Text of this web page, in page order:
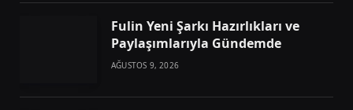
Fulin Yeni Şarkı Hazırlıkları ve
Paylaşımlarıyla Gündemde
AĞUSTOS 9, 2026